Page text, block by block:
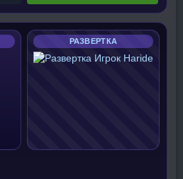
РАЗВЕРТКА